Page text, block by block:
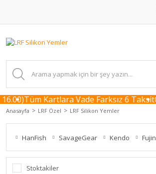
Tüm Kartlara Vade Farksız 6 Taksit
Anasayfa LRF Özel LRF Silikon Yemler
HanFish SavageGear Kendo Fujin
Stoktakiler